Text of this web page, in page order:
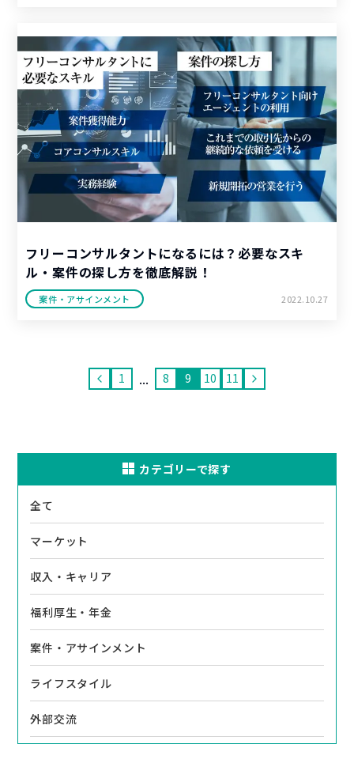
フリーコンサルタントになるには？必要なスキ
ル・案件の探し方を徹底解説！
案件・アサインメント 2022.10.27
1 ... 8 9 10 11
カテゴリーで探す
全て
マーケット
収入・キャリア
福利厚生・年金
案件・アサインメント
ライフスタイル
外部交流